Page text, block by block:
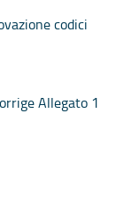
codici
Allegato 1